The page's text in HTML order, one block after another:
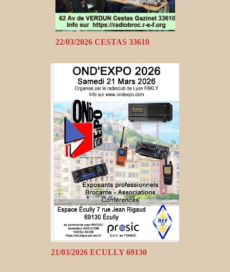
22/03/2026 CESTAS 33610
21/03/2026 ECULLY 69130